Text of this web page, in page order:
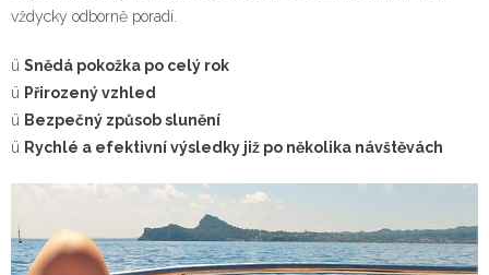
vždycky odborně poradí.
ü Snědá pokožka po celý rok
ü Přirozený vzhled
ü Bezpečný způsob slunění
ü Rychlé a efektivní výsledky již po několika návštěvách